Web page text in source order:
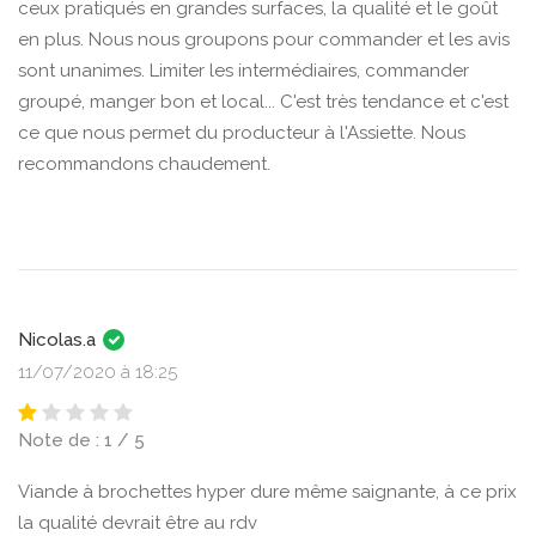
ceux pratiqués en grandes surfaces, la qualité et le goût
en plus. Nous nous groupons pour commander et les avis
sont unanimes. Limiter les intermédiaires, commander
groupé, manger bon et local... C'est très tendance et c'est
ce que nous permet du producteur à l'Assiette. Nous
recommandons chaudement.
Nicolas.a
11/07/2020 à 18:25
Note de : 1 / 5
Viande à brochettes hyper dure même saignante, à ce prix
la qualité devrait être au rdv